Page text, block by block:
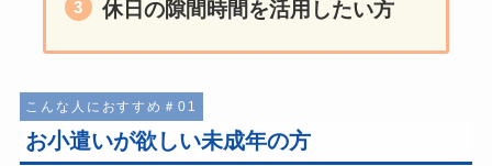
休日の隙間時間を活用したい方
こんな人におすすめ＃01
お小遣いが欲しい未成年の方